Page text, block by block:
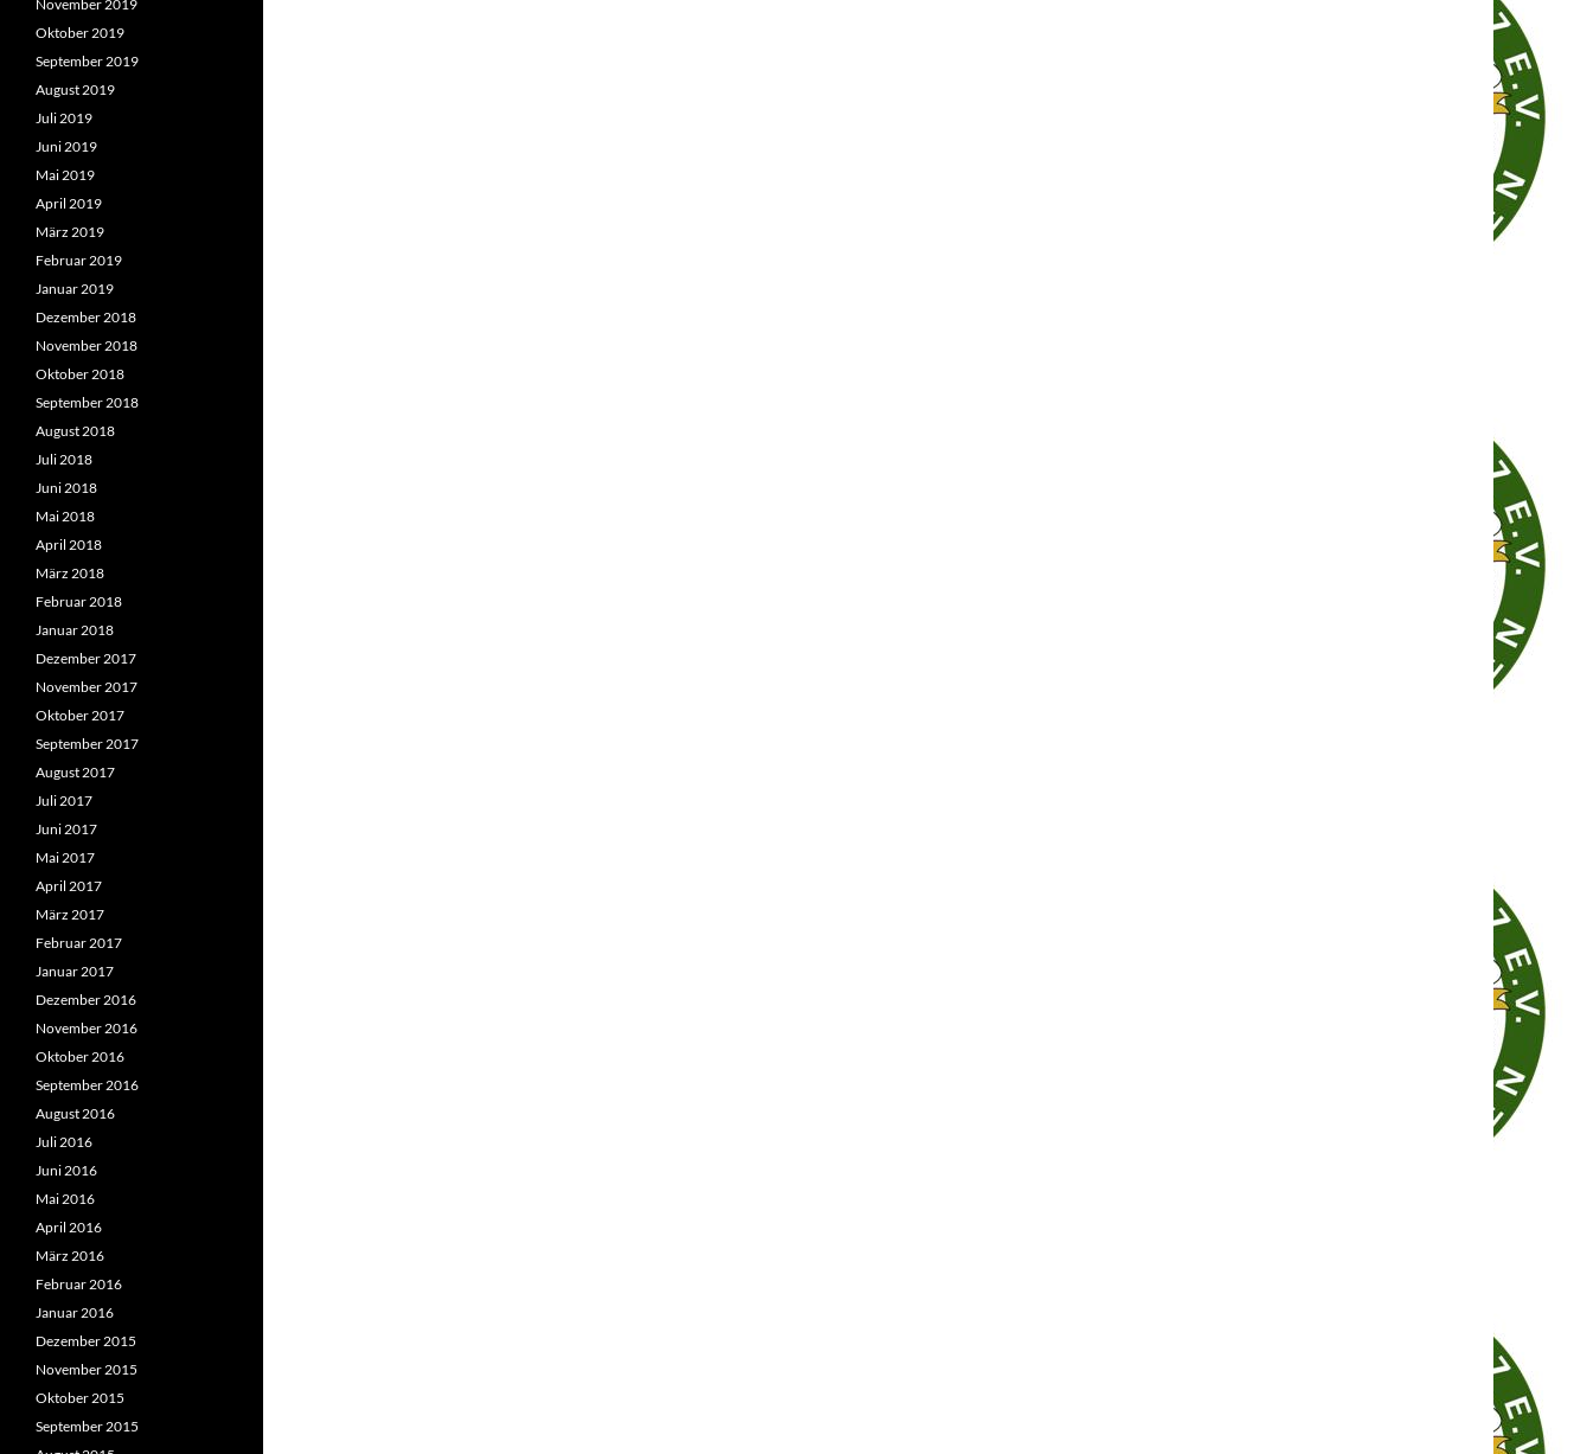
November 2019
Oktober 2019
September 2019
August 2019
Juli 2019
Juni 2019
Mai 2019
April 2019
März 2019
Februar 2019
Januar 2019
Dezember 2018
November 2018
Oktober 2018
September 2018
August 2018
Juli 2018
Juni 2018
Mai 2018
April 2018
März 2018
Februar 2018
Januar 2018
Dezember 2017
November 2017
Oktober 2017
September 2017
August 2017
Juli 2017
Juni 2017
Mai 2017
April 2017
März 2017
Februar 2017
Januar 2017
Dezember 2016
November 2016
Oktober 2016
September 2016
August 2016
Juli 2016
Juni 2016
Mai 2016
April 2016
März 2016
Februar 2016
Januar 2016
Dezember 2015
November 2015
Oktober 2015
September 2015